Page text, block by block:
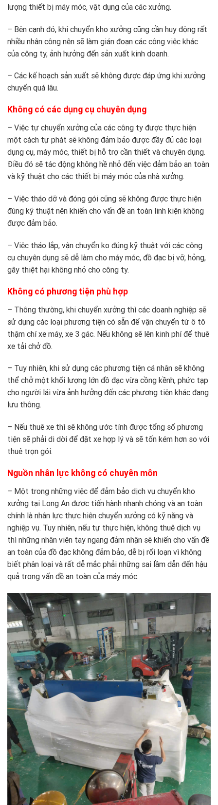
lượng thiết bị máy móc, vật dụng của các xưởng.
– Bên cạnh đó, khi chuyển kho xưởng cũng cần huy động rất
nhiều nhân công nên sẽ làm gián đoạn các công việc khác
của công ty, ảnh hưởng đến sản xuất kinh doanh.
– Các kế hoạch sản xuất sẽ không được đáp ứng khi xưởng
chuyển quá lâu.
Không có các dụng cụ chuyên dụng
– Việc tự chuyển xưởng của các công ty được thực hiện
một cách tự phát sẽ không đảm bảo được đầy đủ các loại
dụng cụ, máy móc, thiết bị hỗ trợ cần thiết và chuyên dụng.
Điều đó sẽ tác động không hề nhỏ đến việc đảm bảo an toàn
và kỹ thuật cho các thiết bị máy móc của nhà xưởng.
– Việc tháo dỡ và đóng gói cũng sẽ không được thực hiện
đúng kỹ thuật nên khiến cho vấn đề an toàn linh kiện không
được đảm bảo.
– Việc tháo lắp, vận chuyển ko đúng kỹ thuật với các công
cụ chuyên dụng sẽ dễ làm cho máy móc, đồ đạc bị vỡ, hỏng,
gây thiệt hại không nhỏ cho công ty.
Không có phương tiện phù hợp
– Thông thường, khi chuyển xưởng thì các doanh nghiệp sẽ
sử dụng các loại phương tiện có sẵn để vận chuyển từ ô tô
thậm chí xe máy, xe 3 gác. Nếu không sẽ lên kinh phí để thuê
xe tải chở đồ.
– Tuy nhiên, khi sử dụng các phương tiện cá nhân sẽ không
thể chở một khối lượng lớn đồ đạc vừa cồng kềnh, phức tạp
cho người lái vừa ảnh hưởng đến các phương tiện khác đang
lưu thông.
– Nếu thuê xe thì sẽ không ước tính được tổng số phương
tiện sẽ phải di dời để đặt xe hợp lý và sẽ tốn kém hơn so với
thuê trọn gói.
Nguồn nhân lực không có chuyên môn
– Một trong những việc để đảm bảo dịch vụ chuyển kho
xưởng tại Long An được tiến hành nhanh chóng và an toàn
chính là nhân lực thực hiện chuyển xưởng có kỹ năng và
nghiệp vụ. Tuy nhiên, nếu tự thực hiện, không thuê dịch vụ
thì những nhân viên tay ngang đảm nhận sẽ khiến cho vấn đề
an toàn của đồ đạc không đảm bảo, dễ bị rối loạn vì không
biết phân loại và rất dễ mắc phải những sai lầm dẫn đến hậu
quả trong vấn đề an toàn của máy móc.